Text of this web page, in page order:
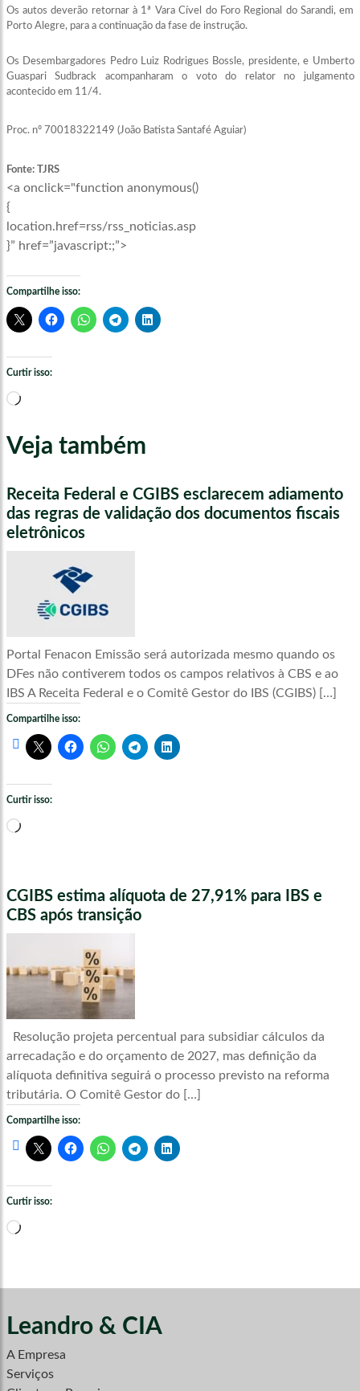
Os autos deverão retornar à 1ª Vara Cível do Foro Regional do Sarandi, em
Porto Alegre, para a continuação da fase de instrução.
Os Desembargadores Pedro Luiz Rodrigues Bossle, presidente, e Umberto
Guaspari Sudbrack acompanharam o voto do relator no julgamento
acontecido em 11/4.
Proc. nº 70018322149 (João Batista Santafé Aguiar)
Fonte: TJRS
<a onclick="function anonymous()
{
location.href=rss/rss_noticias.asp
}” href=”javascript:;”>
Compartilhe isso:
Curtir isso:
Carregando...
Veja também
Receita Federal e CGIBS esclarecem adiamento
das regras de validação dos documentos fiscais
eletrônicos
Portal Fenacon Emissão será autorizada mesmo quando os
DFes não contiverem todos os campos relativos à CBS e ao
IBS A Receita Federal e o Comitê Gestor do IBS (CGIBS) […]
Compartilhe isso:
Curtir isso:
Carregando...
CGIBS estima alíquota de 27,91% para IBS e
CBS após transição
Resolução projeta percentual para subsidiar cálculos da
arrecadação e do orçamento de 2027, mas definição da
alíquota definitiva seguirá o processo previsto na reforma
tributária. O Comitê Gestor do […]
Compartilhe isso:
Curtir isso:
Carregando...
Leandro & CIA
A Empresa
Serviços